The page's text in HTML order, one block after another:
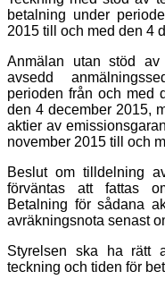
betalning under
2015 till och med den 4
Anmälan utan stöd
avsedd
perioden från och med
den 4 december 2015,
aktier av
november 2015 till och
Beslut om tilldelning
förväntas att fattas
Betalning för sådana
avräkningsnota senast
Styrelsen ska ha rätt
teckning och tiden för